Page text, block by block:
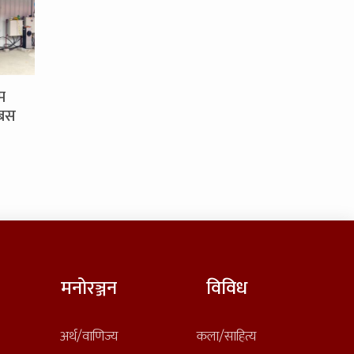
मनोरञ्जन
अर्थ/वाणिज्य
विविध
कला/साहित्य